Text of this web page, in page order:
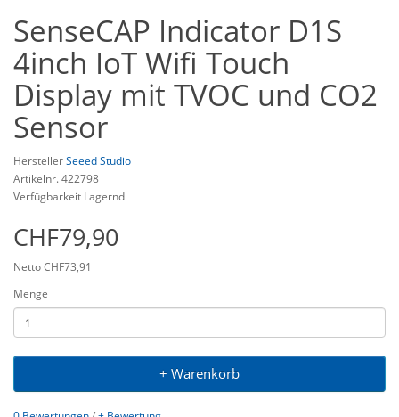
SenseCAP Indicator D1S
4inch IoT Wifi Touch
Display mit TVOC und CO2
Sensor
HerstellerSeeed Studio
Artikelnr. 422798
Verfügbarkeit Lagernd
CHF79,90
Netto CHF73,91
Menge
+ Warenkorb